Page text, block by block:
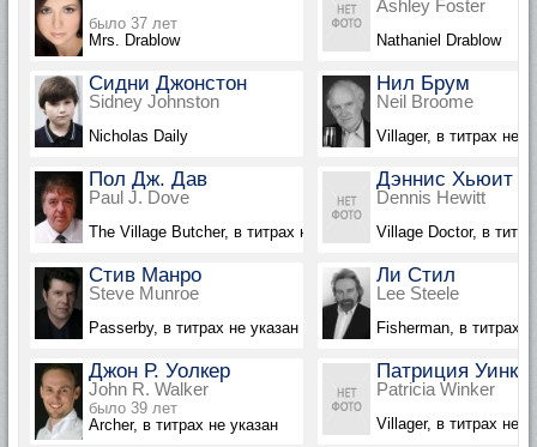
было 37 лет
Mrs. Drablow
Ashley Foster
Nathaniel Drablow
Сидни Джонстон
Sidney Johnston
Nicholas Daily
Нил Брум
Neil Broome
Villager, в титрах не
Пол Дж. Дав
Paul J. Dove
The Village Butcher, в титрах не указан
Дэннис Хьюит
Dennis Hewitt
Village Doctor, в
Стив Манро
Steve Munroe
Passerby, в титрах не указан
Ли Стил
Lee Steele
Fisherman, в титрах
Джон Р. Уолкер
John R. Walker
было 39 лет
Archer, в титрах не указан
Патриция
Patricia Winker
Villager, в титрах не